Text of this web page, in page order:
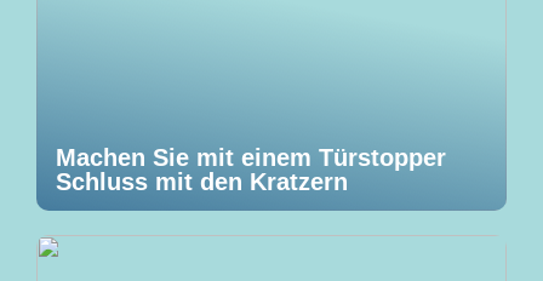
Machen Sie mit einem Türstopper
Schluss mit den Kratzern